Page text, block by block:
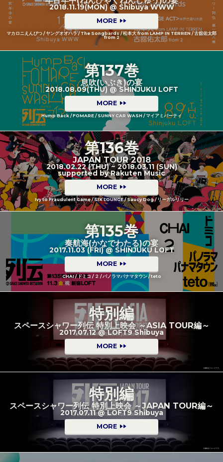
2018.11.19(MON) @ Shibuya WWW
MORE
マカロニえんぴつ / ヤングオオハラ / The Songbards / 松本大 from LAMP IN TERREN / 古舘佑太郎
from 2
第137巻
息吹(いぶき)の宴
2018.08.09(THU) @ SHINJUKU LOFT
MORE
Hump Back / FOMARE / SUNNY CAR WASH / マイアミパーティ
第136巻
JAPAN TOUR 2018
2018.02.22 (THU) ~ 2018.03.11 (SUN)
supported by Rakuten Music
MORE
Ivy to Fraudulent Game / SIX LOUNGE / Saucy Dog / リーガルリリー
第135巻
奏航海(かなでわたる)の宴
2017.11.03 (FRI) @ SHINJUKU LOFT
MORE
CHAI / ドミコ / ２ / パノラマパナマタウン / teto
特別編
スペースシャワー列伝 特別上映会 ～ASIA TOUR編～
2017.07.12 @ LOFT9 Shibuya
MORE
特別編
スペースシャワー列伝 特別上映会 ～JAPAN TOUR編～
2017.07.11 @ LOFT9 Shibuya
MORE